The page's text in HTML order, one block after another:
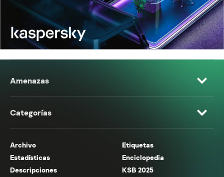
Amenazas
Categorías
Archivo
Etiquetas
Estadísticas
Enciclopedia
Descripciones
KSB 2025